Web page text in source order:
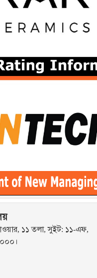
১১ তলা, সুইট: ১১-এফ,